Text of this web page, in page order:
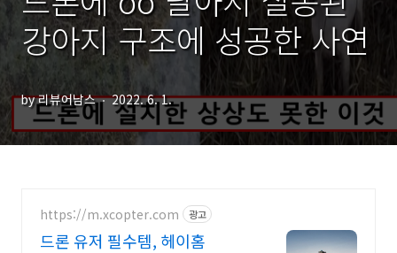
강아지 구조에 성공한 사연
by 리뷰어남스 2022. 6. 1.
https://m.xcopter.com 광고
드론 유저 필수템, 헤이홈